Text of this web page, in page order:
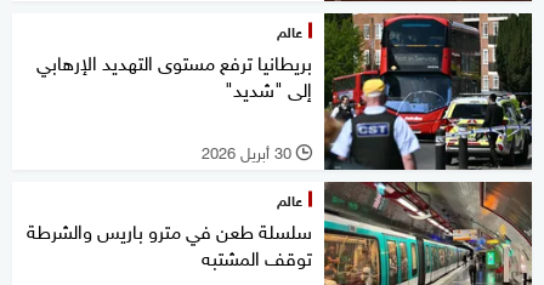
عالم
بريطانيا ترفع مستوى التهديد الإرهابي
إلى "شديد"
l 30 أبريل 2026
عالم
سلسلة طعن في مترو باريس والشرطة
توقف المشتبه